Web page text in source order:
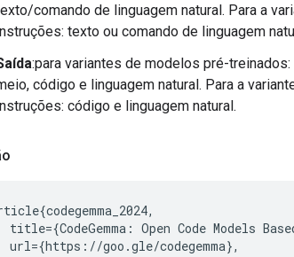
comando de linguagem natural. Para a
texto ou comando de linguagem
:para variantes de modelos pré-
código e linguagem natural. Para a
código e linguagem natural.
title={CodeGemma: Open Code Models
url={https://goo.gle/codegemma},